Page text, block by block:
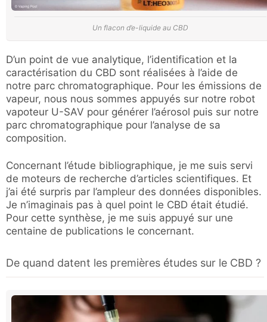
Un flacon d’e-liquide au CBD
D’un point de vue analytique, l’identification et la
caractérisation du CBD sont réalisées à l’aide de
notre parc chromatographique. Pour les émissions de
vapeur, nous nous sommes appuyés sur notre robot
vapoteur U-SAV pour générer l’aérosol puis sur notre
parc chromatographique pour l’analyse de sa
composition.
Concernant l’étude bibliographique, je me suis servi
de moteurs de recherche d’articles scientifiques. Et
j’ai été surpris par l’ampleur des données disponibles.
Je n’imaginais pas à quel point le CBD était étudié.
Pour cette synthèse, je me suis appuyé sur une
centaine de publications le concernant.
De quand datent les premières études sur le CBD ?